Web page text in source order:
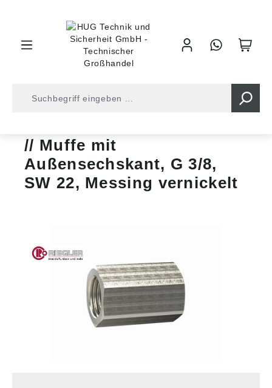
Muffe mit
Außensechskant, G 3/8,
SW 22, Messing vernickelt